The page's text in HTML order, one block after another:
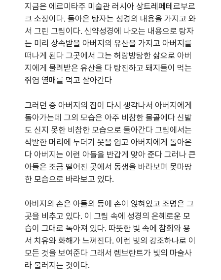
지금은 에르미타주 미술관 러시아 상트레페테르부르
크 소장이다. 돌아온 탕자는 성경의 내용을 가지고 와
서 그린 그림이다. 신약성경에 나오는 내용으로 탕자
는 미리 상속받을 아버지의 유산을 가지고 아버지를
떠나게 된다 그곳에서 그는 허랑방탕한 삶으로 아버
지에게 물려받은 유산을 다 탕진하고 돼지들이 먹는
쥐엽 열매를 먹고 살아간다
그러던 중 아버지의 집이 다시 생각나서 아버지에게
돌아가는데 그의 모습은 아주 비참한 몰골에다 신발
도 신지 못한 비참한 모습으로 돌아간다 그림에서는
삭발한 머리에 누더기 옷을 입고 아버지에게 돌아온
다 아버지는 이런 아들을 반갑게 맞아 준다 그러나 큰
아들은 조금 떨어진 곳에서 동생을 바라보며 못마땅
한 모습으로 바라보고 있다.
아버지의 손은 아들의 등에 손이 얹혀있고 조명은 그
곳을 비추고 있다. 이 그림 속에 성경의 은혜로운 모
습이 그대로 녹아져 있다. 따뜻한 빛 속에 참회와 용
서 치유와 화해가 느껴진다. 이런 빛의 강조하나로 이
모든 것을 보여준다 그래서 렘브란트가 빛의 마술사
라 불러지는 것이다.